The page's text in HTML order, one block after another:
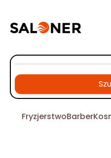
FryzjerstwoBarber